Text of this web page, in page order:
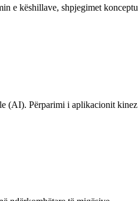
e këshillave, shpjegimet
(AI). Përparimi i aplikacionit